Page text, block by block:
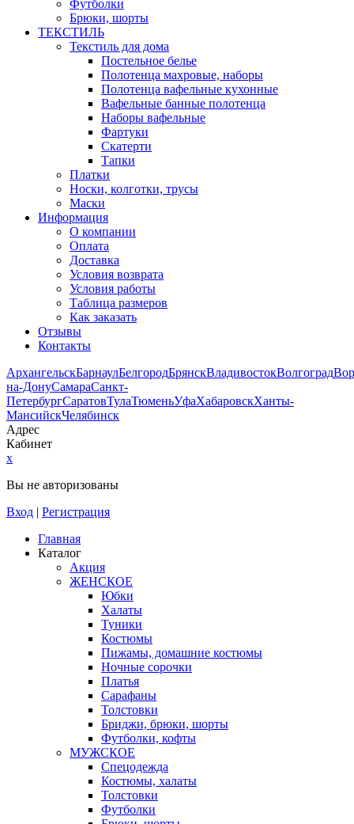
Футболки
Брюки, шорты
ТЕКСТИЛЬ
Текстиль для дома
Постельное белье
Полотенца махровые, наборы
Полотенца вафельные кухонные
Вафельные банные полотенца
Наборы вафельные
Фартуки
Скатерти
Тапки
Платки
Носки, колготки, трусы
Маски
Информация
О компании
Оплата
Доставка
Условия возврата
Условия работы
Таблица размеров
Как заказать
Отзывы
Контакты
АрхангельскБарнаулБелгородБрянскВладивостокВолгоград
на-ДонуСамараСанкт-
ПетербургСаратовТулаТюменьУфаХабаровскХанты-
МансийскЧелябинск
Адрес
Кабинет
x
Вы не авторизованы
Вход | Регистрация
Главная
Каталог
Акция
ЖЕНСКОЕ
Юбки
Халаты
Туники
Костюмы
Пижамы, домашние костюмы
Ночные сорочки
Платья
Сарафаны
Толстовки
Бриджи, брюки, шорты
Футболки, кофты
МУЖСКОЕ
Спецодежда
Костюмы, халаты
Толстовки
Футболки